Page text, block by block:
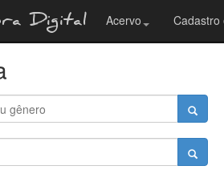
Digital Acervo Cadastro